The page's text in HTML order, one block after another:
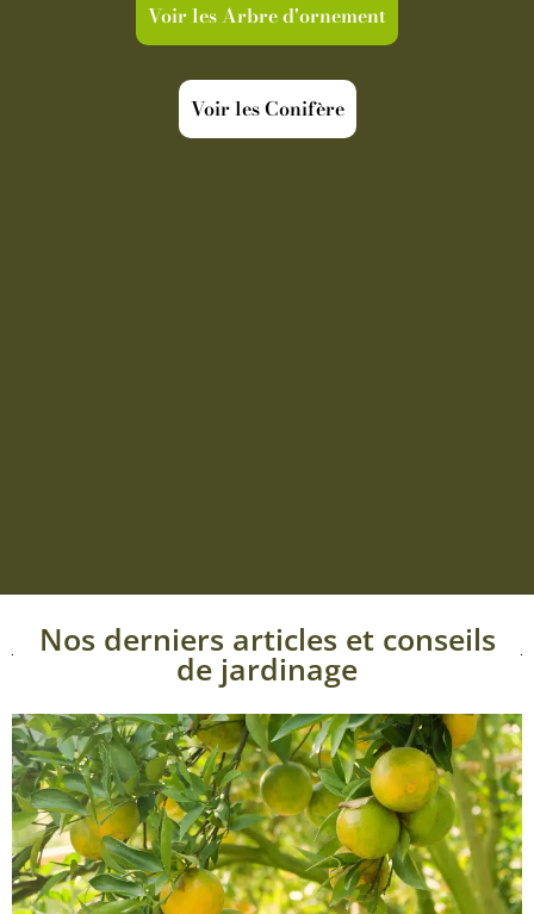
Voir les Arbre d'ornement
Voir les Conifère
Nos derniers articles et conseils
de jardinage